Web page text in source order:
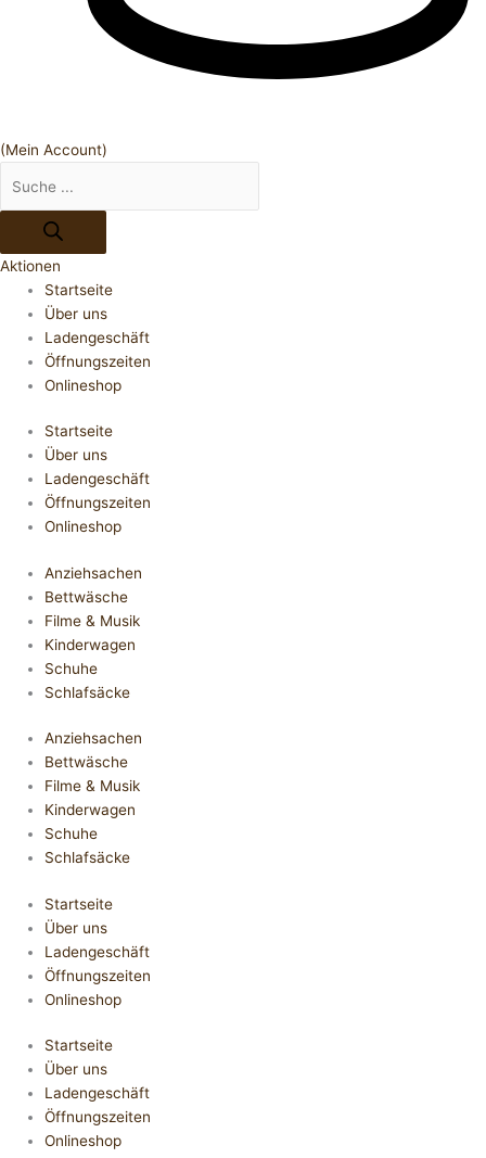
(Mein Account)
Aktionen
Startseite
Über uns
Ladengeschäft
Öffnungszeiten
Onlineshop
Startseite
Über uns
Ladengeschäft
Öffnungszeiten
Onlineshop
Anziehsachen
Bettwäsche
Filme & Musik
Kinderwagen
Schuhe
Schlafsäcke
Anziehsachen
Bettwäsche
Filme & Musik
Kinderwagen
Schuhe
Schlafsäcke
Startseite
Über uns
Ladengeschäft
Öffnungszeiten
Onlineshop
Startseite
Über uns
Ladengeschäft
Öffnungszeiten
Onlineshop